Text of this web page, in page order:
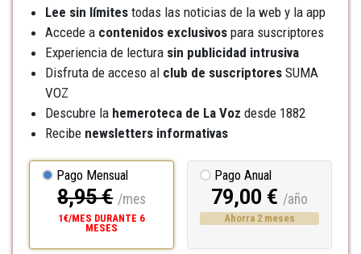
Lee sin límites todas las noticias de la web y la app
Accede a contenidos exclusivos para suscriptores
Experiencia de lectura sin publicidad intrusiva
Disfruta de acceso al club de suscriptores SUMA
VOZ
Descubre la hemeroteca de La Voz desde 1882
Recibe newsletters informativas
Pago Mensual
8,95 € /mes
1€/MES DURANTE 6
MESES
Pago Anual
79,00 € /año
Ahorra 2 meses